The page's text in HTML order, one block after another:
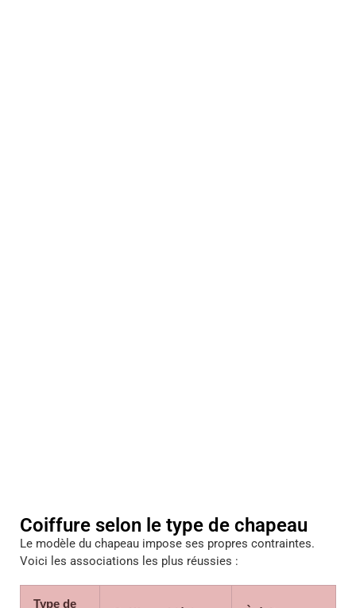
Coiffure selon le type de chapeau
Le modèle du chapeau impose ses propres contraintes.
Voici les associations les plus réussies :
Type de